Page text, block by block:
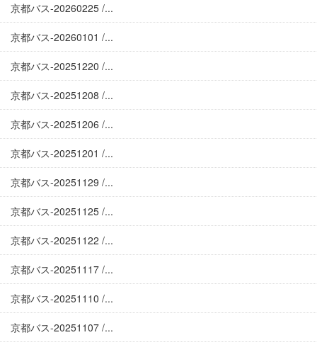
京都バス-20260225 /...
京都バス-20260101 /...
京都バス-20251220 /...
京都バス-20251208 /...
京都バス-20251206 /...
京都バス-20251201 /...
京都バス-20251129 /...
京都バス-20251125 /...
京都バス-20251122 /...
京都バス-20251117 /...
京都バス-20251110 /...
京都バス-20251107 /...